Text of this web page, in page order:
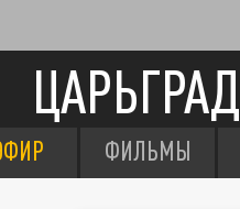
ЦАРЬГРАД
ФИЛЬМЫ